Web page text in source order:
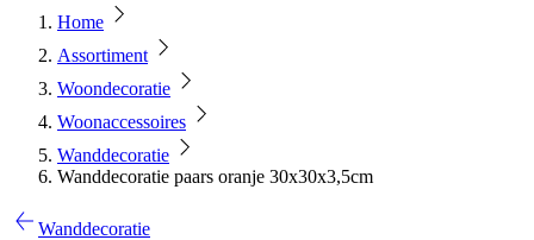
Home
Assortiment
Woondecoratie
Woonaccessoires
Wanddecoratie
Wanddecoratie paars oranje 30x30x3,5cm
Wanddecoratie